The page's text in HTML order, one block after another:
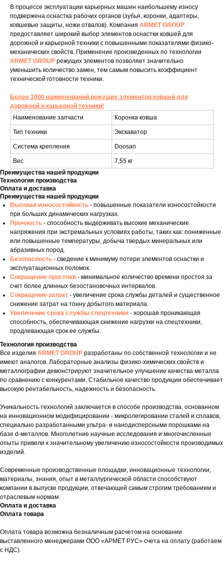
В процессе эксплуатации карьерных машин наибольшему износу
подвержена оснастка рабочих органов (зубья, коронки, адаптеры,
ковшевые защиты, ножи отвалов). Компания ARMET GROUP
предоставляет широкий выбор элементов оснастки ковшей для
дорожной и карьерной техники с повышенными показателями физико-
механических свойств. Применение произведенных по технологии
ARMET GROUP режущих элементов позволяет значительно
уменьшить количество замен, тем самым повысить коэффициент
технической готовности техники.
Более 1000 наименований режущих элементов ковшей для
дорожной и карьерной техники!
Наименование запчасти
Коронка ковша
Тип техники Экскаватор
Система крепления Doosan
Вес
7,55 кг
Преимущества нашей продукции
Технология производства
Оплата и доставка
Преимущества нашей продукции
Высокая износостойкость - повышенные показатели износостойкости
при больших динамических нагрузках.
Прочность - способность выдерживать высокие механические
напряжения при экстремальных условиях работы, таких как: пониженные
или повышенные температуры, добыча твердых минеральных или
абразивных пород.
Безопасность - сведение к минимуму потери элементов оснастки и
эксплуатационных поломок.
Сокращение простоев - минимальное количество времени простоя за
счет более длинных безостановочных интервалов.
Сокращение затрат - увеличение срока службы деталей и существенное
снижение затрат на тонну добытого материала.
Увеличение срока службы спецтехники - хорошая проникающая
способность, обеспечивающая снижение нагрузки на спецтехники,
продлевающая срок ее службы.
Технология производства
Все изделия ARMET GROUP разработаны по собственной технологии и не
имеют аналогов. Лабораторные анализы физико-химических свойств и
металлографии демонстрируют значительное улучшение качества металла
по сравнению с конкурентами. Стабильное качество продукции обеспечивает
высокую рентабельность, надежность и безопасность.
Уникальность технологий заключается в способе производства, основанном
на инновационном модифицировании - микролегировании сталей и сплавов,
специально разработанными ультра- и нанодисперсными порошками на
базе d-металлов. Многолетние научные исследования и многочисленные
опыты привели к значительному увеличению износостойкости производимых
изделий.
Современные производственные площадки, инновационные технологии,
материалы, знания, опыт в металлургической области способствуют
компании в выпуске продукции, отвечающей самым строгим требованиям и
отраслевым нормам.
Оплата и доставка
Оплата товара
Оплата товара возможна безналичным расчетом на основании
выставленного менеджерами ООО «АРМЕТ РУС» счета на оплату (работаем
с НДС).